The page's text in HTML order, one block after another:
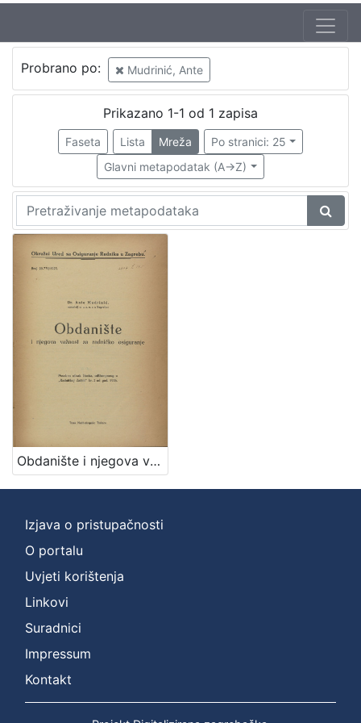
Probrano po: Mudrinić, Ante
Prikazano 1-1 od 1 zapisa
Faseta Lista Mreža
Po stranici: 25
Glavni metapodatak (A->Z)
Obdanište i njegova važnost za radničko osiguranje / Ante Mudrinić
Izjava o pristupačnosti
O portalu
Uvjeti korištenja
Linkovi
Suradnici
Impressum
Kontakt